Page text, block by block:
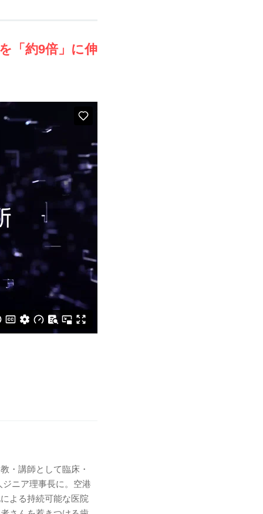
「約9倍」に伸
・講師として臨床・
ニア理事長に。空港
よる持続可能な医院